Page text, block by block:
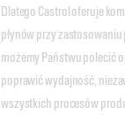
Dlatego Castrol oferuje
płynów przy
możemy Państwu polecić
poprawić wydajność,
wszystkich procesów